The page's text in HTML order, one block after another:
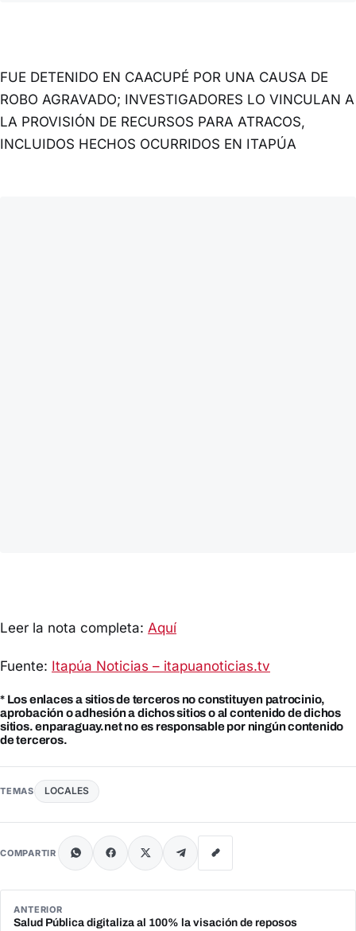
FUE DETENIDO EN CAACUPÉ POR UNA CAUSA DE
ROBO AGRAVADO; INVESTIGADORES LO VINCULAN A
LA PROVISIÓN DE RECURSOS PARA ATRACOS,
INCLUIDOS HECHOS OCURRIDOS EN ITAPÚA
Leer la nota completa: Aquí
Fuente: Itapúa Noticias – itapuanoticias.tv
* Los enlaces a sitios de terceros no constituyen patrocinio,
aprobación o adhesión a dichos sitios o al contenido de dichos
sitios. enparaguay.net no es responsable por ningún contenido
de terceros.
TEMAS LOCALES
COMPARTIR
ANTERIOR
Salud Pública digitaliza al 100% la visación de reposos